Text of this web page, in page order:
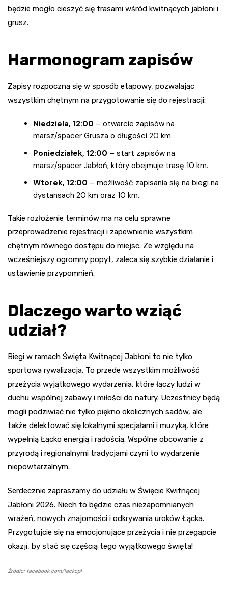
będzie mogło cieszyć się trasami wśród kwitnących jabłoni i
grusz.
Harmonogram zapisów
Zapisy rozpoczną się w sposób etapowy, pozwalając
wszystkim chętnym na przygotowanie się do rejestracji:
Niedziela, 12:00 – otwarcie zapisów na
marsz/spacer Grusza o długości 20 km.
Poniedziałek, 12:00 – start zapisów na
marsz/spacer Jabłoń, który obejmuje trasę 10 km.
Wtorek, 12:00 – możliwość zapisania się na biegi na
dystansach 20 km oraz 10 km.
Takie rozłożenie terminów ma na celu sprawne
przeprowadzenie rejestracji i zapewnienie wszystkim
chętnym równego dostępu do miejsc. Ze względu na
wcześniejszy ogromny popyt, zaleca się szybkie działanie i
ustawienie przypomnień.
Dlaczego warto wziąć
udział?
Biegi w ramach Święta Kwitnącej Jabłoni to nie tylko
sportowa rywalizacja. To przede wszystkim możliwość
przeżycia wyjątkowego wydarzenia, które łączy ludzi w
duchu wspólnej zabawy i miłości do natury. Uczestnicy będą
mogli podziwiać nie tylko piękno okolicznych sadów, ale
także delektować się lokalnymi specjałami i muzyką, które
wypełnią Łącko energią i radością. Wspólne obcowanie z
przyrodą i regionalnymi tradycjami czyni to wydarzenie
niepowtarzalnym.
Serdecznie zapraszamy do udziału w Święcie Kwitnącej
Jabłoni 2026. Niech to będzie czas niezapomnianych
wrażeń, nowych znajomości i odkrywania uroków Łącka.
Przygotujcie się na emocjonujące przeżycia i nie przegapcie
okazji, by stać się częścią tego wyjątkowego święta!
Źródło: facebook.com/lackopl